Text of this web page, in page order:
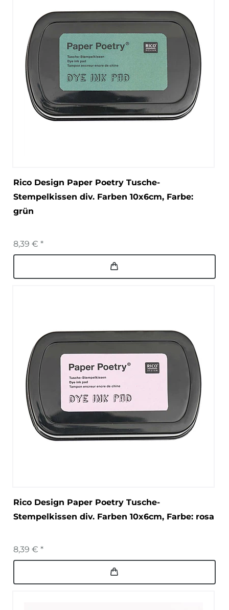
Rico Design Paper Poetry Tusche-
Stempelkissen div. Farben 10x6cm, Farbe:
grün
8,39 € *
Rico Design Paper Poetry Tusche-
Stempelkissen div. Farben 10x6cm, Farbe: rosa
8,39 € *